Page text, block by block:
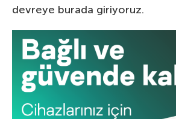
devreye burada giriyoruz.